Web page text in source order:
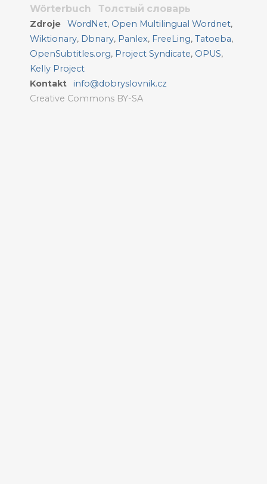
Wörterbuch
Толстый словарь
Zdroje WordNet, Open Multilingual Wordnet,
Wiktionary, Dbnary, Panlex, FreeLing, Tatoeba,
OpenSubtitles.org, Project Syndicate, OPUS,
Kelly Project
Kontakt
info@dobryslovnik.cz
Creative Commons BY-SA